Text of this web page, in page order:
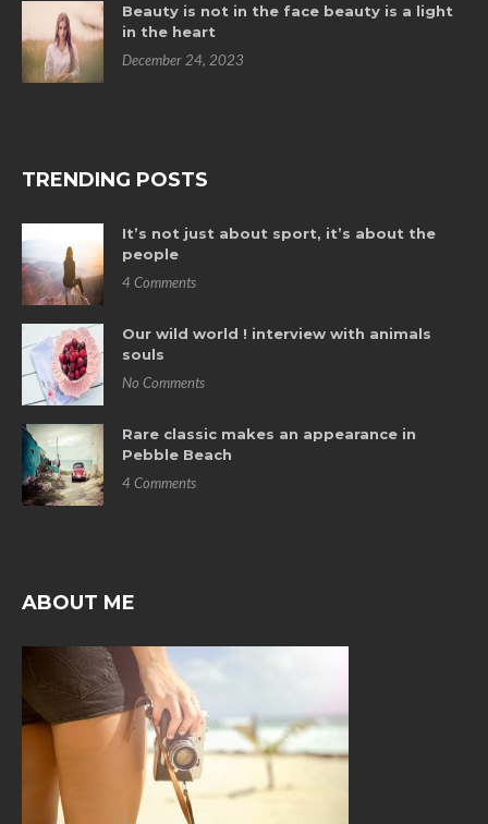
Beauty is not in the face beauty is a light
in the heart
December 24, 2023
TRENDING POSTS
It’s not just about sport, it’s about the
people
4 Comments
Our wild world ! interview with animals
souls
No Comments
Rare classic makes an appearance in
Pebble Beach
4 Comments
ABOUT ME